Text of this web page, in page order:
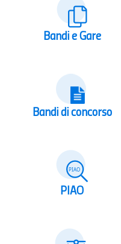
Bandi e Gare
Bandi di concorso
PIAO